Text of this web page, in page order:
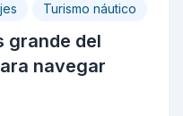
Turismo náutico
grande del
navegar